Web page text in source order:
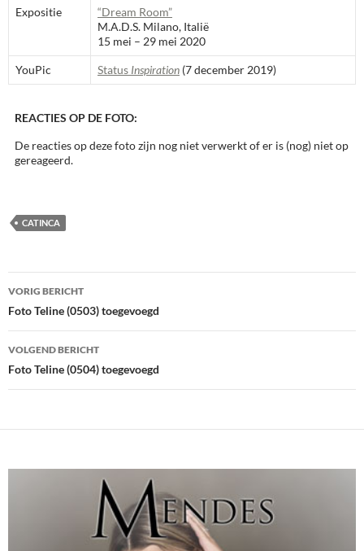
Expositie
“Dream Room”
M.A.D.S. Milano, Italië
15 mei – 29 mei 2020
YouPic Status Inspiration (7 december 2019)
REACTIES OP DE FOTO:
De reacties op deze foto zijn nog niet verwerkt of er is (nog) niet op
gereageerd.
CATINCA
Bericht
navigatie
VORIG BERICHT
Foto Teline (0503) toegevoegd
VOLGEND BERICHT
Foto Teline (0504) toegevoegd